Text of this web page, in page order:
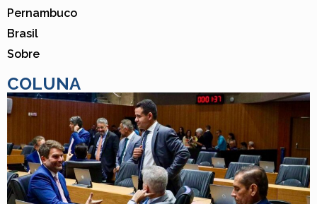
Pernambuco
Brasil
Sobre
COLUNA